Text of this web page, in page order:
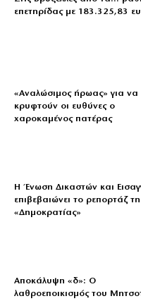
επετηρίδας με 183.325,83
«Aναλώσιμος ήρωας» για να
κρυφτούν οι ευθύνες ο
χαροκαμένος πατέρας
Η Ένωση Δικαστών και
επιβεβαιώνει το ρεπορτάζ
«Δημοκρατίας»
Αποκάλυψη «δ»: Ο
λαθροεποικισμός του